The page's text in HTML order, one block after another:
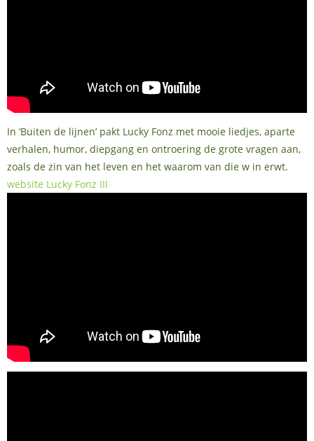
In ‘Buiten de lijnen’ pakt Lucky Fonz met mooie liedjes, aparte
verhalen, humor, diepgang en ontroering de grote vragen aan,
zoals de zin van het leven en het waarom van die w in erwt.
website Lucky Fonz III